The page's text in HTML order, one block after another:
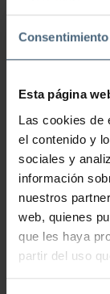
Consentimiento
Esta página
Las cookies de
el contenido y
sociales y
información
nuestros
web, quienes
que les haya
partir del uso
LA